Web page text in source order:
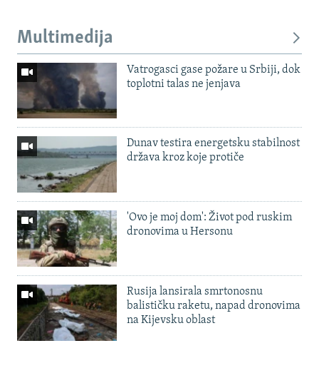
Multimedija
Vatrogasci gase požare u Srbiji, dok
toplotni talas ne jenjava
Dunav testira energetsku stabilnost
država kroz koje protiče
'Ovo je moj dom': Život pod ruskim
dronovima u Hersonu
Rusija lansirala smrtonosnu
balističku raketu, napad dronovima
na Kijevsku oblast